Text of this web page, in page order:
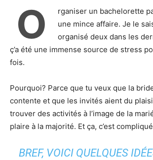
O
rganiser un bachelorette
une mince affaire. Je le
organisé deux dans les
ç’a été une immense source de stress
fois.
Pourquoi? Parce que tu veux que la
contente et que les invités aient du
trouver des activités à l’image de la
plaire à la majorité. Et ça, c’est
BREF, VOICI QUELQUES